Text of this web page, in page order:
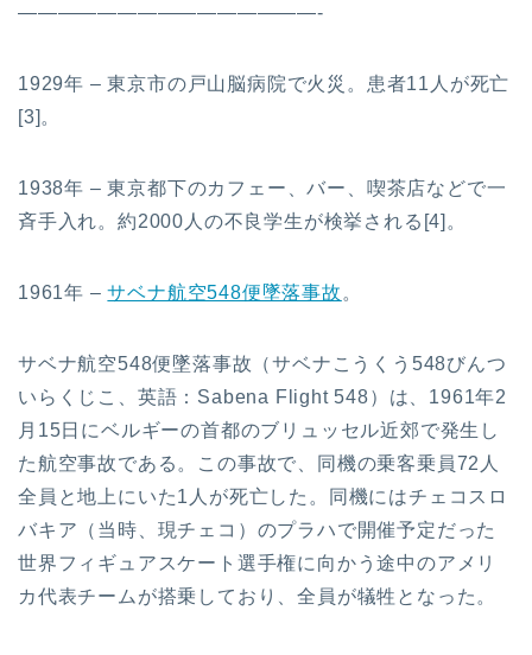
———————————————-
1929年 – 東京市の戸山脳病院で火災。患者11人が死亡
[3]。
1938年 – 東京都下のカフェー、バー、喫茶店などで一
斉手入れ。約2000人の不良学生が検挙される[4]。
1961年 –サベナ航空548便墜落事故 。
サベナ航空548便墜落事故（サベナこうくう548びんつ
いらくじこ、英語：Sabena Flight 548）は、1961年2
月15日にベルギーの首都のブリュッセル近郊で発生し
た航空事故である。この事故で、同機の乗客乗員72人
全員と地上にいた1人が死亡した。同機にはチェコスロ
バキア（当時、現チェコ）のプラハで開催予定だった
世界フィギュアスケート選手権に向かう途中のアメリ
カ代表チームが搭乗しており、全員が犠牲となった。